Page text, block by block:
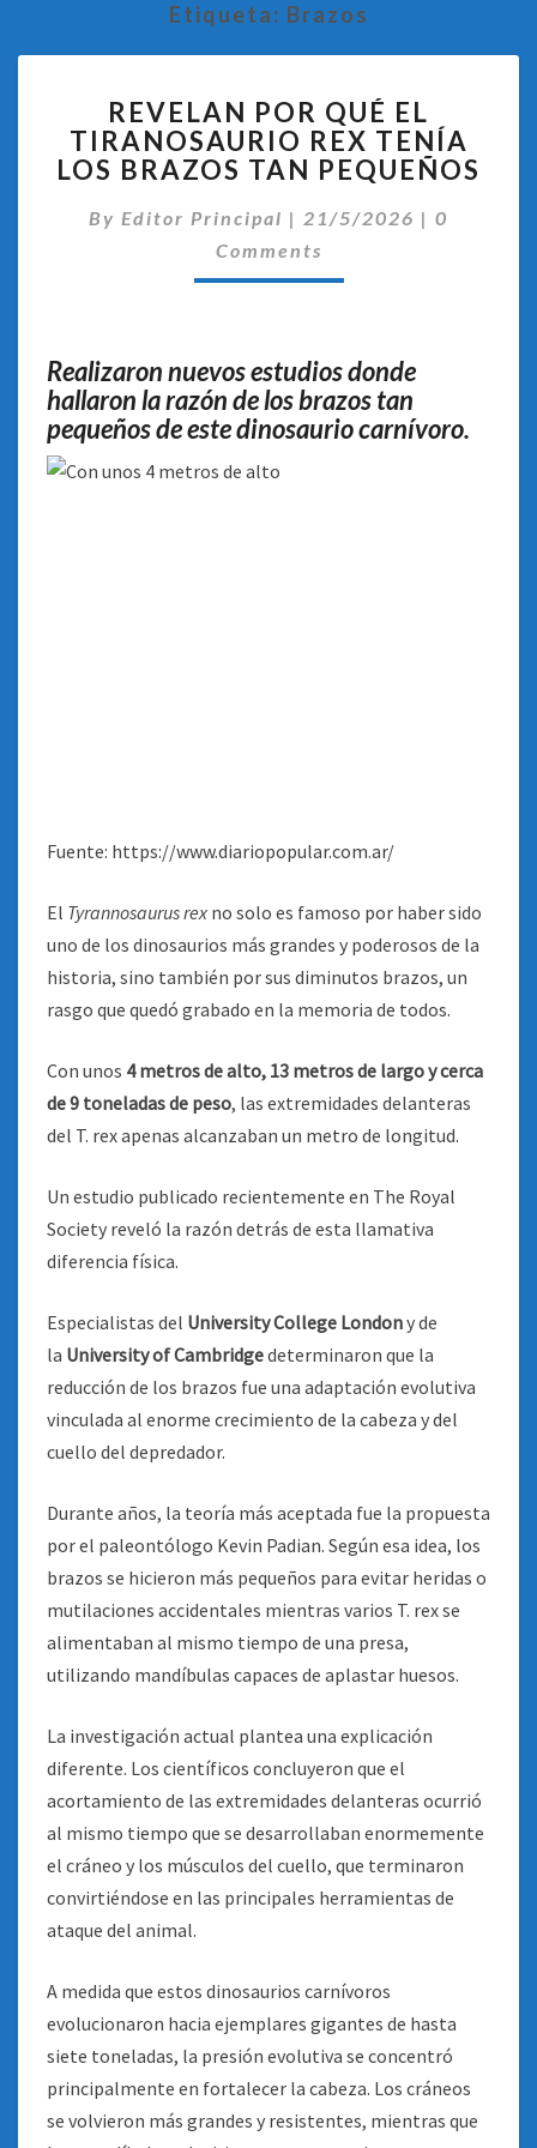
Etiqueta: Brazos
POR
QUÉ
EL
REX
TENÍA
REVELAN POR QUÉ EL
TIRANOSAURIO REX TENÍA
LOS BRAZOS TAN PEQUEÑOS
By Editor Principal | 21/5/2026 | 0
Comments
Realizaron nuevos estudios donde
hallaron la razón de los brazos tan
pequeños de este dinosaurio carnívoro.
Fuente: https://www.diariopopular.com.ar/
El Tyrannosaurus rexno solo es famoso por haber sido
uno de los dinosaurios más grandes y poderosos de la
historia, sino también por sus diminutos brazos, un
rasgo que quedó grabado en la memoria de todos.
Con unos 4 metros de alto, 13 metros de largo y cerca
de 9 toneladas de peso, las extremidades delanteras
del T. rex apenas alcanzaban un metro de longitud.
Un estudio publicado recientemente en The Royal
Society reveló la razón detrás de esta llamativa
diferencia física.
Especialistas del University College Londony de
la University of Cambridgedeterminaron que la
reducción de los brazos fue una adaptación evolutiva
vinculada al enorme crecimiento de la cabeza y del
cuello del depredador.
Durante años, la teoría más aceptada fue la propuesta
por el paleontólogo Kevin Padian. Según esa idea, los
brazos se hicieron más pequeños para evitar heridas o
mutilaciones accidentales mientras varios T. rex se
alimentaban al mismo tiempo de una presa,
utilizando mandíbulas capaces de aplastar huesos.
La investigación actual plantea una explicación
diferente. Los científicos concluyeron que el
acortamiento de las extremidades delanteras ocurrió
al mismo tiempo que se desarrollaban enormemente
el cráneo y los músculos del cuello, que terminaron
convirtiéndose en las principales herramientas de
ataque del animal.
A medida que estos dinosaurios carnívoros
evolucionaron hacia ejemplares gigantes de hasta
siete toneladas, la presión evolutiva se concentró
principalmente en fortalecer la cabeza. Los cráneos
se volvieron más grandes y resistentes, mientras que